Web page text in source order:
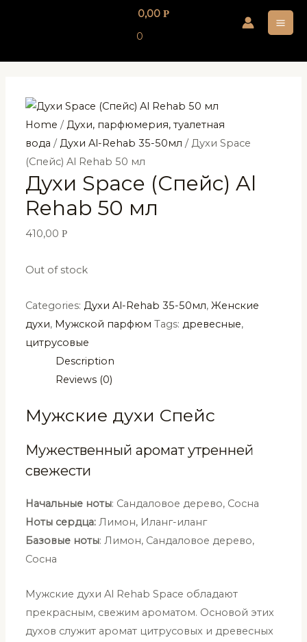
0,00 Р
0
Home /Духи, парфюмерия, туалетная
вода /Духи Al-Rehab 35-50мл / Духи Space
(Спейс) Al Rehab 50 мл
Духи Space (Спейс) Al
Rehab 50 мл
410,00Р
Out of stock
Categories:Духи Al-Rehab 35-50мл,Женские
духи, Мужской парфюм Tags:древесные,
цитрусовые
Description
Reviews (0)
Мужские духи Спейс
Мужественный аромат утренней
свежести
Начальные ноты: Сандаловое дерево, Сосна
Ноты сердца:Лимон, Иланг-иланг
Базовые ноты: Лимон, Сандаловое дерево,
Сосна
Мужские духи Al Rehab Space обладают
прекрасным, свежим ароматом. Основой этих
духов служит аромат цитрусовых и древесных